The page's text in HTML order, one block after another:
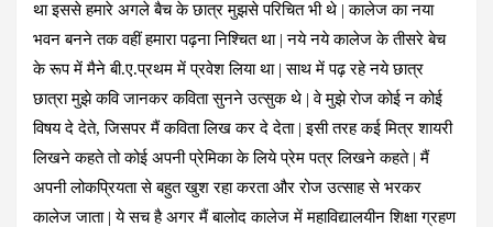
था इससे हमारे अगले बैच के छात्र मुझसे परिचित भी थे | कालेज का नया
भवन बनने तक वहीं हमारा पढ़ना निश्चित था | नये नये कालेज के तीसरे बेच
के रूप में मैने बी.ए.प्रथम में प्रवेश लिया था | साथ में पढ़ रहे नये छात्र
छात्रा मुझे कवि जानकर कविता सुनने उत्सुक थे | वे मुझे राेज कोई न कोई
विषय दे देते, जिसपर मैं कविता लिख कर दे देता | इसी तरह कई मित्र शायरी
लिखने कहते तो कोई अपनी प्रेमिका के लिये प्रेम पत्र लिखने कहते | मैं
अपनी लोकप्रियता से बहुत खुश रहा करता और रोज उत्साह से भरकर
कालेज जाता | ये सच है अगर मैं बालोद कालेज में महाविद्यालयीन शिक्षा ग्रहण